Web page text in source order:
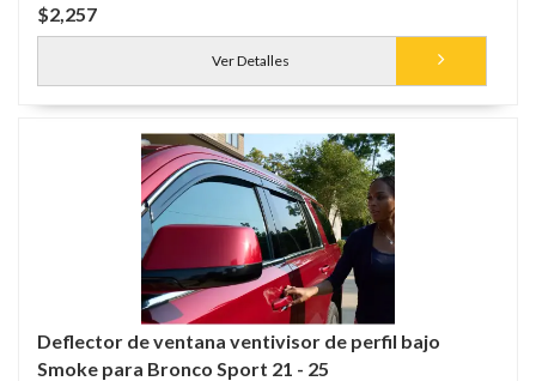
$2,257
Ver Detalles
Deflector de ventana ventivisor de perfil bajo
Smoke para Bronco Sport 21 - 25